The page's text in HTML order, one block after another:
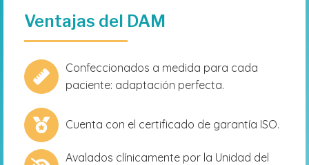
Ventajas del DAM
Confeccionados a medida para cada
paciente: adaptación perfecta.
Cuenta con el certificado de garantía ISO.
Avalados clínicamente por la Unidad del